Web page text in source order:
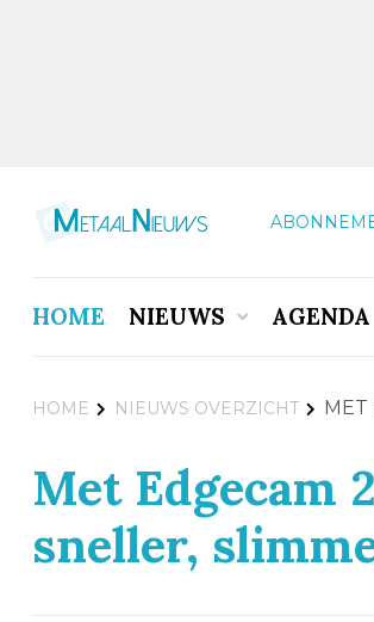
HOME NIEUWS AGENDA
HOME NIEUWS OVERZICHT MET
Met Edgecam
sneller,